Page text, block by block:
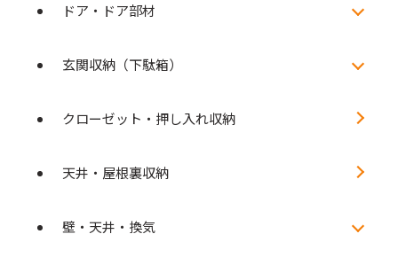
ドア・ドア部材
玄関収納（下駄箱）
クローゼット・押し入れ収納
天井・屋根裏収納
壁・天井・換気